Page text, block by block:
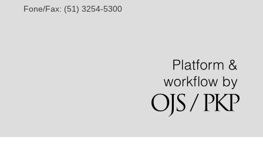
Fone/Fax: (51) 3254-5300